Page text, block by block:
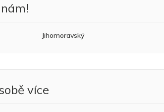
Jihomoravský
více